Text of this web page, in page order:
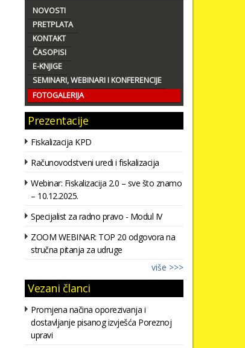
NOVOSTI
PRETPLATA
KONTAKT
ČASOPISI
E-KNJIGE
SEMINARI, WEBINARI I KONFERENCIJE
FOTOGALERIJA
Prezentacije
Fiskalizacija KPD
Računovodstveni uredi i fiskalizacija
Webinar: Fiskalizacija 2.0 – sve što znamo
– 10.12.2025.
Specijalist za radno pravo - Modul IV
ZOOM WEBINAR: TOP 20 odgovora na
stručna pitanja za udruge
više >>>
Vezani članci
Promjena načina oporezivanja i
dostavljanje pisanog izvješća Poreznoj
upravi